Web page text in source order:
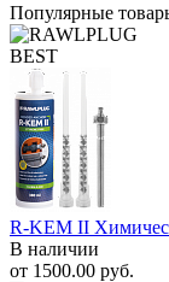
Популярные
BEST
R-KEM II
В наличии
от 1500.00 руб.